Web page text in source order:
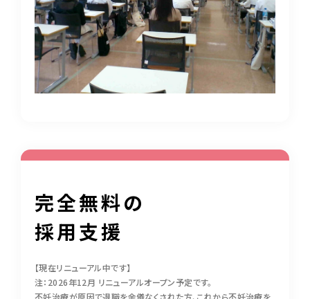
完全無料の
採用支援
【現在リニューアル中です】
注：2026年12月 リニューアルオープン予定です。
不妊治療が原因で退職を余儀なくされた方、これから不妊治療を